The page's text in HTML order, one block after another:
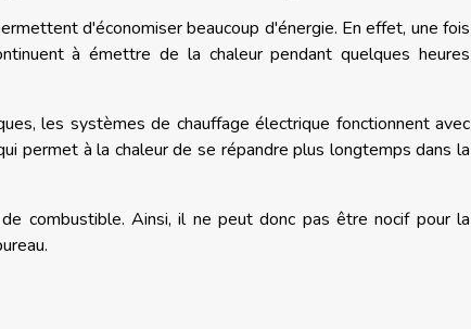
d'économiser beaucoup d'énergie. En effet, une fois
à émettre de la chaleur pendant quelques heures
les systèmes de chauffage électrique fonctionnent avec
permet à la chaleur de se répandre plus longtemps dans la
combustible. Ainsi, il ne peut donc pas être nocif pour la